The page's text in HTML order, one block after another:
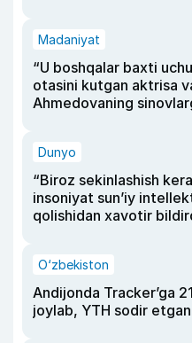
Madaniyat
“U boshqalar baxti
otasini kutgan aktrisa
Ahmedovaning
Dunyo
“Biroz sekinlashish
insoniyat sun’iy
qolishidan xavotir
O‘zbekiston
Andijonda Tracker’ga
joylab, YTH sodir